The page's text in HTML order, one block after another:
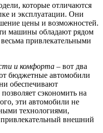
которые отличаются
и эксплуатации. Они
цены и возможностей.
машины обладают рядом
привлекательными
и комфорта – вот два
бюджетные автомобили
обеспечивают
сэкономить на
эти автомобили не
технологиями,
внешний